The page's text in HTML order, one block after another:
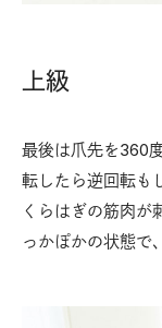
上級
最後は爪先を360
転したら逆回転も
くらはぎの筋肉が
っかぽかの状態で